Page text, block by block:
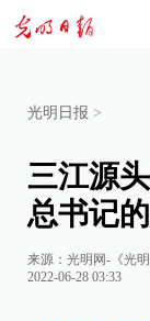
光明日报 >
三江源
总书记
来源： 光明网-《光明
2022-06-28 03:33